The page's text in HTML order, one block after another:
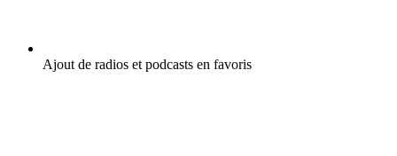
Ajout de radios et podcasts en favoris